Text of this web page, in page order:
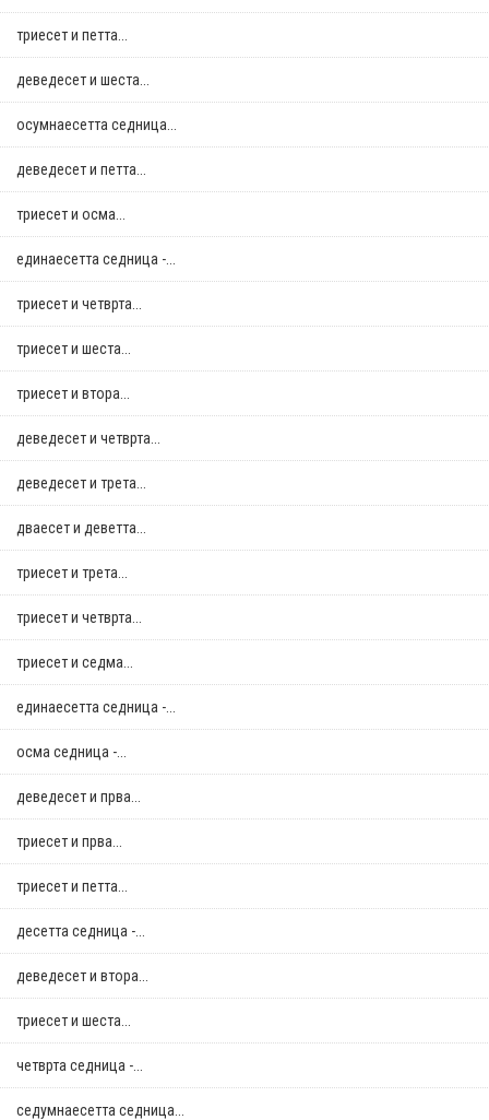
триесет и петта...
деведесет и шеста...
осумнaесетта седница...
деведесет и петта...
триесет и осма...
единаесетта седница -...
триесет и четврта...
триесет и шеста...
триесет и втора...
деведесет и четврта...
деведесет и трета...
дваесет и деветта...
триесет и трета...
триесет и четврта...
триесет и седма...
единаесетта седница -...
осма седница -...
деведесет и прва...
триесет и прва...
триесет и петта...
десетта седница -...
деведесет и втора...
триесет и шеста...
четврта седница -...
седумнаесетта седница...